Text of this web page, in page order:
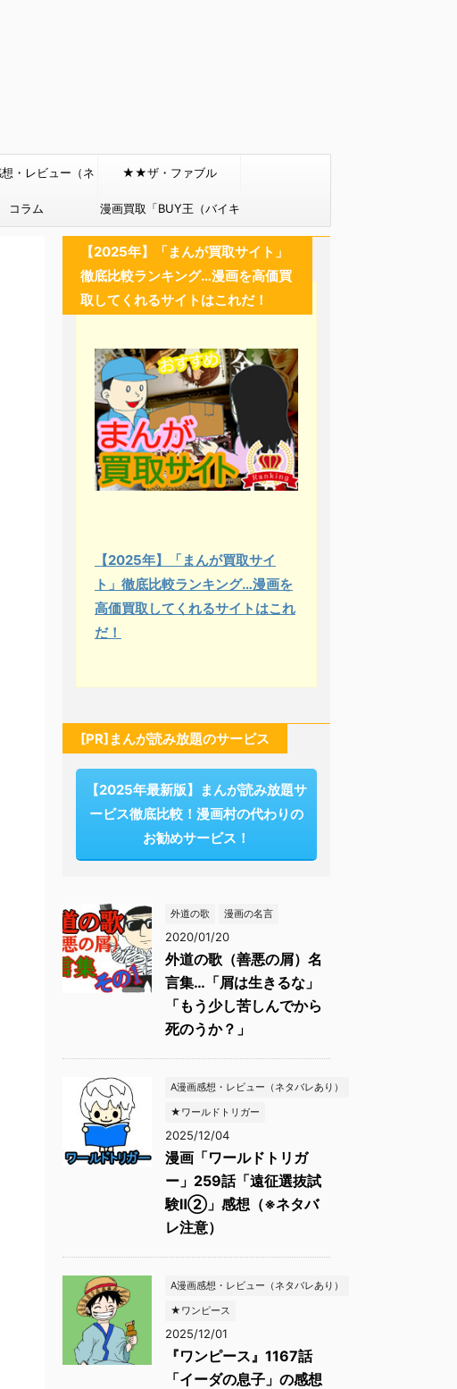
・レビュー（ネ
バレあり）
★★ザ・ファブル
コラム 漫画買取「BUY王（バイキ
ング）」
【2025年】「まんが買取サイト」
徹底比較ランキング…漫画を高価買
取してくれるサイトはこれだ！
【2025年】「まんが買取サイ
ト」徹底比較ランキング…漫画を
高価買取してくれるサイトはこれ
だ！
[PR]まんが読み放題のサービス
【2025年最新版】まんが読み放題サ
ービス徹底比較！漫画村の代わりの
お勧めサービス！
外道の歌 漫画の名言
2020/01/20
外道の歌（善悪の屑）名
言集…「屑は生きるな」
「もう少し苦しんでから
死のうか？」
A漫画感想・レビュー（ネタバレあり）
★ワールドトリガー
2025/12/04
漫画「ワールドトリガ
ー」259話「遠征選抜試
験Ⅱ②」感想（※ネタバ
レ注意）
A漫画感想・レビュー（ネタバレあり）
★ワンピース
2025/12/01
『ワンピース』1167話
「イーダの息子」の感想